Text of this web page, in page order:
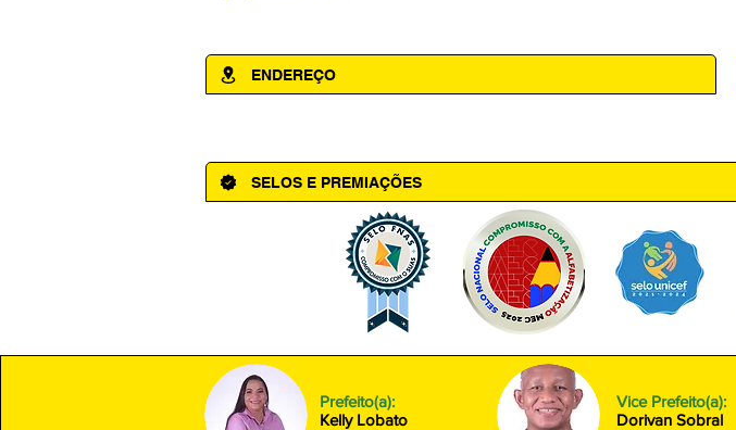
ENDEREÇO
SELOS E PREMIAÇÕES
Prefeito(a):
Kelly Lobato
Vice Prefeito(a):
Dorivan Sobral